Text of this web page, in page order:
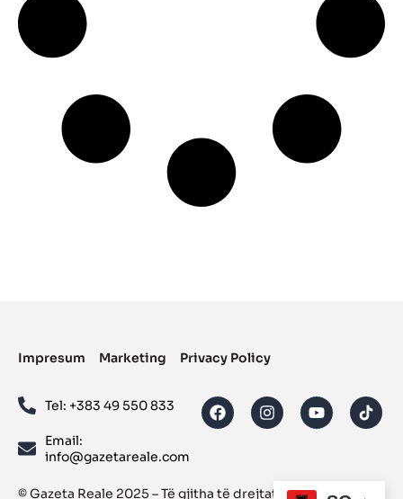
Impresum Marketing Privacy Policy
Tel: ‪+383 49 550 833‬
Email:
info@gazetareale.com
© Gazeta Reale 2025 – Të gjitha të drejtat janë të